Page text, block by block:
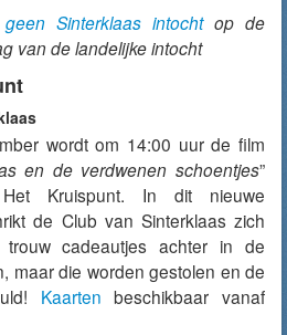
geen Sinterklaas intochtop de
van de landelijke intocht
wordt om 14:00 uur de film
en de verdwenen schoentjes”
Kruispunt. In dit nieuwe
de Club van Sinterklaas zich
cadeautjes achter in de
maar die worden gestolen en de
Kaarten beschikbaar vanaf